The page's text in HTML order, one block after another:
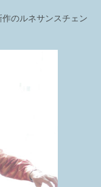
のルネサンスチェン